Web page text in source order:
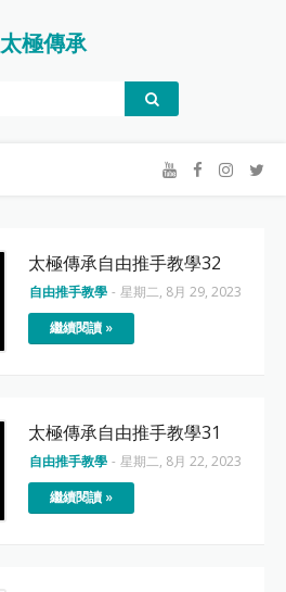
太極傳承
太極傳承自由推手教學32
自由推手教學 - 星期二, 8月 29, 2023
繼續閱讀 »
太極傳承自由推手教學31
自由推手教學 - 星期二, 8月 22, 2023
繼續閱讀 »